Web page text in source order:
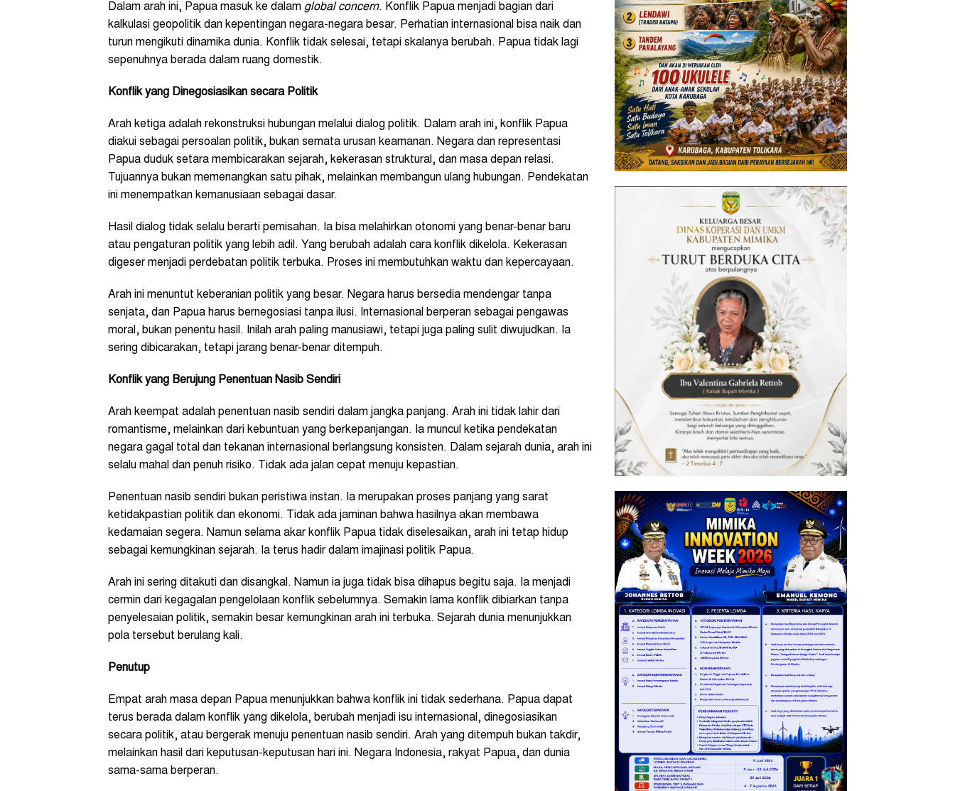
Dalam arah ini, Papua masuk ke dalam global concern. Konflik Papua menjadi bagian dari
kalkulasi geopolitik dan kepentingan negara-negara besar. Perhatian internasional bisa naik dan
turun mengikuti dinamika dunia. Konflik tidak selesai, tetapi skalanya berubah. Papua tidak lagi
sepenuhnya berada dalam ruang domestik.
Konflik yang Dinegosiasikan secara Politik
Arah ketiga adalah rekonstruksi hubungan melalui dialog politik. Dalam arah ini, konflik Papua
diakui sebagai persoalan politik, bukan semata urusan keamanan. Negara dan representasi
Papua duduk setara membicarakan sejarah, kekerasan struktural, dan masa depan relasi.
Tujuannya bukan memenangkan satu pihak, melainkan membangun ulang hubungan. Pendekatan
ini menempatkan kemanusiaan sebagai dasar.
Hasil dialog tidak selalu berarti pemisahan. Ia bisa melahirkan otonomi yang benar-benar baru
atau pengaturan politik yang lebih adil. Yang berubah adalah cara konflik dikelola. Kekerasan
digeser menjadi perdebatan politik terbuka. Proses ini membutuhkan waktu dan kepercayaan.
Arah ini menuntut keberanian politik yang besar. Negara harus bersedia mendengar tanpa
senjata, dan Papua harus bernegosiasi tanpa ilusi. Internasional berperan sebagai pengawas
moral, bukan penentu hasil. Inilah arah paling manusiawi, tetapi juga paling sulit diwujudkan. Ia
sering dibicarakan, tetapi jarang benar-benar ditempuh.
Konflik yang Berujung Penentuan Nasib Sendiri
Arah keempat adalah penentuan nasib sendiri dalam jangka panjang. Arah ini tidak lahir dari
romantisme, melainkan dari kebuntuan yang berkepanjangan. Ia muncul ketika pendekatan
negara gagal total dan tekanan internasional berlangsung konsisten. Dalam sejarah dunia, arah ini
selalu mahal dan penuh risiko. Tidak ada jalan cepat menuju kepastian.
Penentuan nasib sendiri bukan peristiwa instan. Ia merupakan proses panjang yang sarat
ketidakpastian politik dan ekonomi. Tidak ada jaminan bahwa hasilnya akan membawa
kedamaian segera. Namun selama akar konflik Papua tidak diselesaikan, arah ini tetap hidup
sebagai kemungkinan sejarah. Ia terus hadir dalam imajinasi politik Papua.
Arah ini sering ditakuti dan disangkal. Namun ia juga tidak bisa dihapus begitu saja. Ia menjadi
cermin dari kegagalan pengelolaan konflik sebelumnya. Semakin lama konflik dibiarkan tanpa
penyelesaian politik, semakin besar kemungkinan arah ini terbuka. Sejarah dunia menunjukkan
pola tersebut berulang kali.
Penutup
Empat arah masa depan Papua menunjukkan bahwa konflik ini tidak sederhana. Papua dapat
terus berada dalam konflik yang dikelola, berubah menjadi isu internasional, dinegosiasikan
secara politik, atau bergerak menuju penentuan nasib sendiri. Arah yang ditempuh bukan takdir,
melainkan hasil dari keputusan-keputusan hari ini. Negara Indonesia, rakyat Papua, dan dunia
sama-sama berperan.